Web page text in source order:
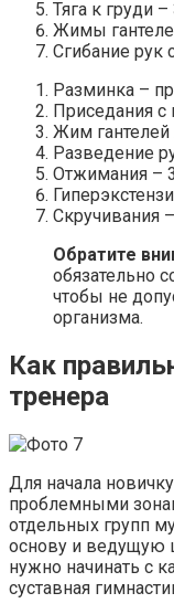
Тяга к груди
Жимы
Сгибание рук
Разминка –
Приседания с
Жим гантелей
Разведение
Отжимания –
Скручивания
Обратите
обязательно
чтобы не
организма.
Как
тренера
Для начала
проблемными
отдельных групп
основу и ведущую
нужно начинать с
суставная